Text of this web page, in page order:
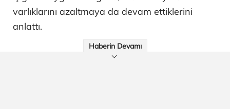
varlıklarını azaltmaya da devam ettiklerini
anlattı.
Haberin Devamı